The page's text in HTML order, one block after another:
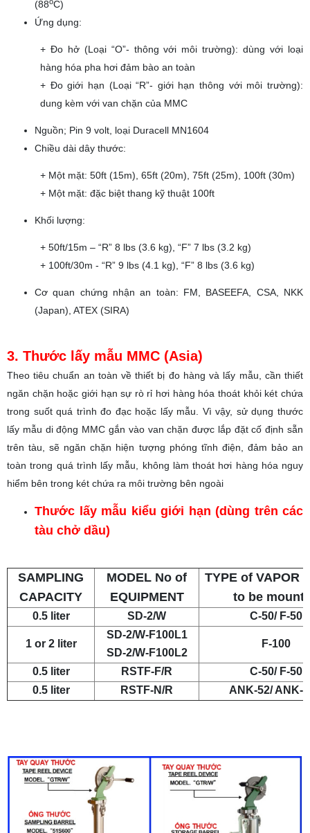
(88 C)
Ứng dụng:
+ Đo hở (Loại “O”- thông với môi trường): dùng với loại
hàng hóa pha hơi đảm bào an toàn
+ Đo giới hạn (Loại “R”- giới hạn thông với môi trường):
dung kèm với van chặn của MMC
Nguồn; Pin 9 volt, loại Duracell MN1604
Chiều dài dây thước:
+ Một mặt: 50ft (15m), 65ft (20m), 75ft (25m), 100ft (30m)
+ Một mặt: đặc biệt thang kỹ thuật 100ft
Khối lượng:
+ 50ft/15m – “R” 8 lbs (3.6 kg), “F” 7 lbs (3.2 kg)
+ 100ft/30m - “R” 9 lbs (4.1 kg), “F” 8 lbs (3.6 kg)
Cơ quan chứng nhận an toàn: FM, BASEEFA, CSA, NKK
(Japan), ATEX (SIRA)
3. Thước lấy mẫu MMC (Asia)
Theo tiêu chuẩn an toàn về thiết bị đo hàng và lấy mẫu, cần thiết
ngăn chặn hoặc giới hạn sự rò rỉ hơi hàng hóa thoát khỏi két chứa
trong suốt quá trình đo đạc hoặc lấy mẫu. Vì vậy, sử dụng thước
lấy mẫu di động MMC gắn vào van chặn được lắp đặt cố định sẵn
trên tàu, sẽ ngăn chặn hiện tượng phóng tĩnh điện, đảm bảo an
toàn trong quá trình lấy mẫu, không làm thoát hơi hàng hóa nguy
hiểm bên trong két chứa ra môi trường bên ngoài
Thước lấy mẫu kiểu giới hạn (dùng trên các
tàu chở dầu)
SAMPLING
CAPACITY
MODEL No of
EQUIPMENT
TYPE of VAPOR
to be
0.5 liter SD-2/W C-50/ F-50
1 or 2 liter
SD-2/W-F100L1
SD-2/W-F100L2
F-100
0.5 liter RSTF-F/R
C-50/ F-50
0.5 liter
RSTF-N/R ANK-52/ ANK-